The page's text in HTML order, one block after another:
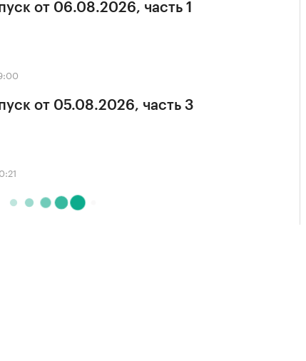
от 06.08.2026, часть 1
от 05.08.2026, часть 3